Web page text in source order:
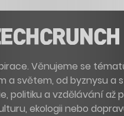
Věnujeme se
a světem, od byznysu a
politiku a vzdělávání až
ekologii nebo